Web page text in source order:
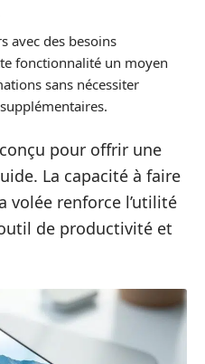
avec des besoins
fonctionnalité un moyen
sans nécessiter
conçu pour offrir une
La capacité à faire
volée renforce l’utilité
de productivité et